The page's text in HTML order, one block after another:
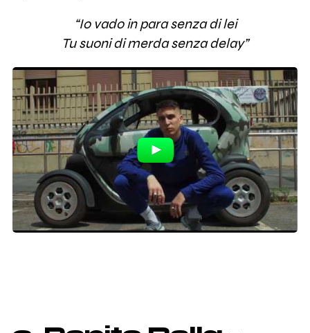
“Io vado in para senza di lei
Tu suoni di merda senza delay”